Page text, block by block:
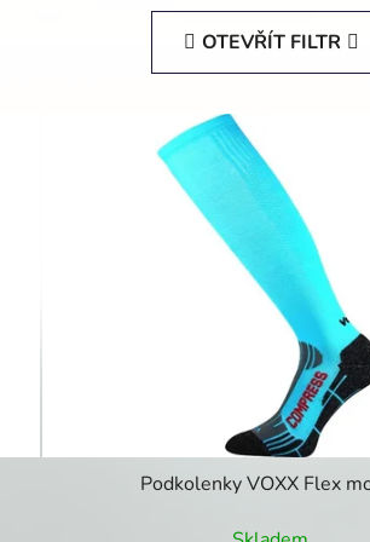
OTEVŘÍT FILTR
Podkolenky VOXX Flex